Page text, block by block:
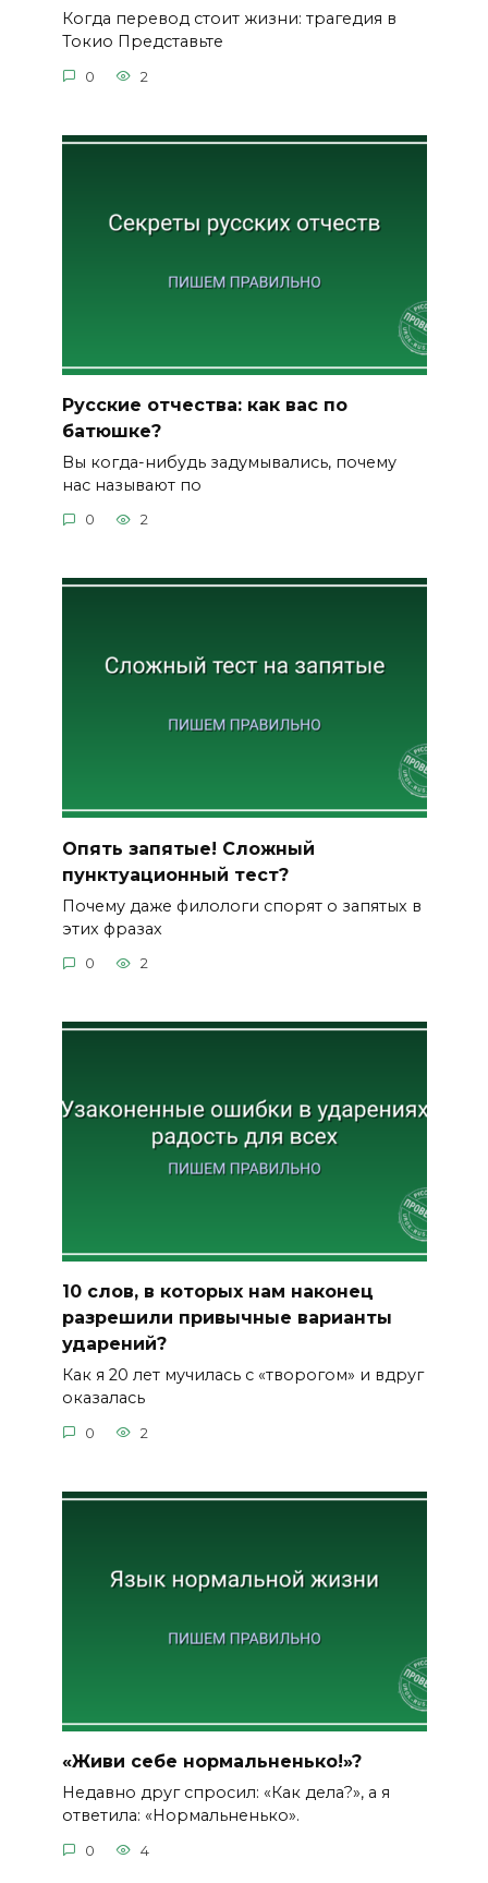
Когда перевод стоит жизни: трагедия в
Токио Представьте
0 2
Русские отчества: как вас по
батюшке?
Вы когда-нибудь задумывались, почему
нас называют по
0 2
Опять запятые! Сложный
пунктуационный тест?
Почему даже филологи спорят о запятых в
этих фразах
0 2
10 слов, в которых нам наконец
разрешили привычные варианты
ударений?
Как я 20 лет мучилась с «творогом» и вдруг
оказалась
0 2
«Живи себе нормальненько!»?
Недавно друг спросил: «Как дела?», а я
ответила: «Нормальненько».
0 4